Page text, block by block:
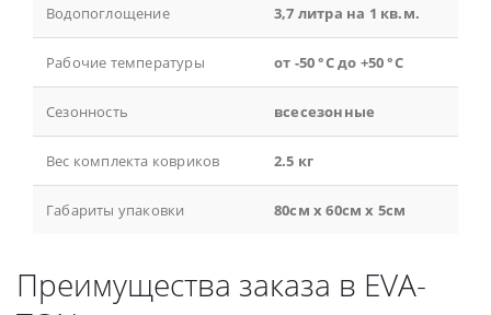
Водопоглощение 3,7 литра на 1 кв.м.
Рабочие температуры от -50 °С до +50 °С
Сезонность всесезонные
Вес комплекта ковриков 2.5 кг
Габариты упаковки 80см x 60см x 5см
Преимущества заказа в EVA-